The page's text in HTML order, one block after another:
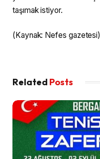
taşımak istiyor.
(Kaynak: Nefes gazetesi)
Related Posts